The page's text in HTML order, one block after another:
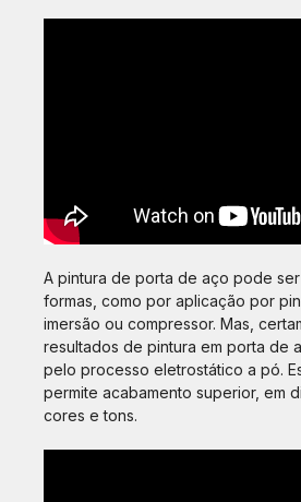
A pintura de porta de aço pode
formas, como por aplicação por
imersão ou compressor. Mas,
resultados de pintura em porta de
pelo processo eletrostático a pó.
permite acabamento superior, em
cores e tons.